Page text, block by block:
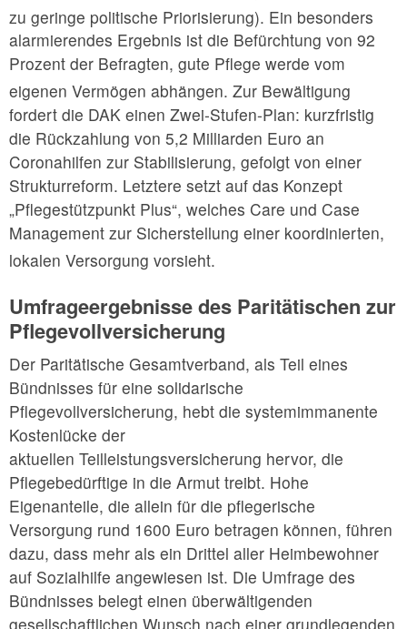
zu geringe politische Priorisierung). Ein besonders
alarmierendes Ergebnis ist die Befürchtung von 92
Prozent der Befragten, gute Pflege werde vom
eigenen Vermögen abhängen. Zur Bewältigung
fordert die DAK einen Zwei-Stufen-Plan: kurzfristig
die Rückzahlung von 5,2 Milliarden Euro an
Coronahilfen zur Stabilisierung, gefolgt von einer
Strukturreform. Letztere setzt auf das Konzept
„Pflegestützpunkt Plus“, welches Care und Case
Management zur Sicherstellung einer koordinierten,
lokalen Versorgung vorsieht.
Umfrageergebnisse des Paritätischen zur
Pflegevollversicherung
Der Paritätische Gesamtverband, als Teil eines
Bündnisses für eine solidarische
Pflegevollversicherung, hebt die systemimmanente
Kostenlücke der
aktuellen Teilleistungsversicherung hervor, die
Pflegebedürftige in die Armut treibt. Hohe
Eigenanteile, die allein für die pflegerische
Versorgung rund 1600 Euro betragen können, führen
dazu, dass mehr als ein Drittel aller Heimbewohner
auf Sozialhilfe angewiesen ist. Die Umfrage des
Bündnisses belegt einen überwältigenden
gesellschaftlichen Wunsch nach einer grundlegenden